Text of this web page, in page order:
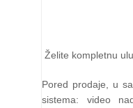
Želite kompletnu
Pored prodaje, u
sistema: video